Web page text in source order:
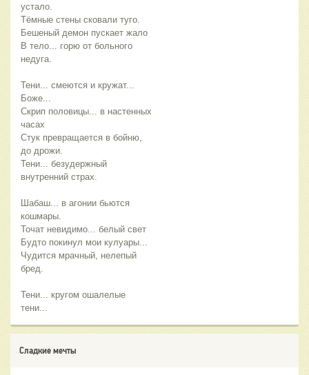
устало.
Тёмные стены сковали туго.
Бешеный демон пускает жало
В тело... горю от больного
недуга.
Тени... смеются и кружат...
Боже...
Скрип половицы... в настенных
часах
Стук превращается в бойню,
до дрожи.
Тени... безудержный
внутренний страх.
Шабаш... в агонии бьются
кошмары.
Точат невидимо... белый свет
Будто покинул мои кулуары...
Чудится мрачный, нелепый
бред.
Тени... кругом ошалелые
тени...
Сладкие мечты